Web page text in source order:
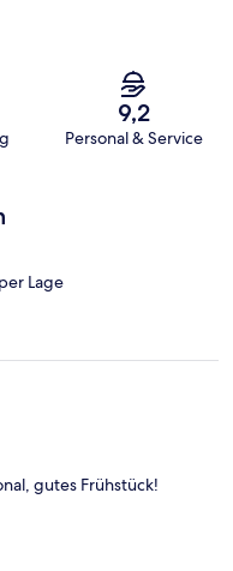
9,2
Personal & Service
Lage
gutes Frühstück!